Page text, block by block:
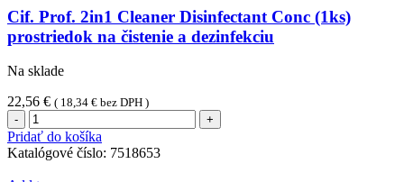
Cif. Prof. 2in1 Cleaner Disinfectant Conc (1ks)
prostriedok na čistenie a dezinfekciu
Na sklade
22,56 € ( 18,34 € bez DPH )
množstvo
Cif.
Prof.
2in1
Pridať do košíka
Katalógové číslo: 7518653